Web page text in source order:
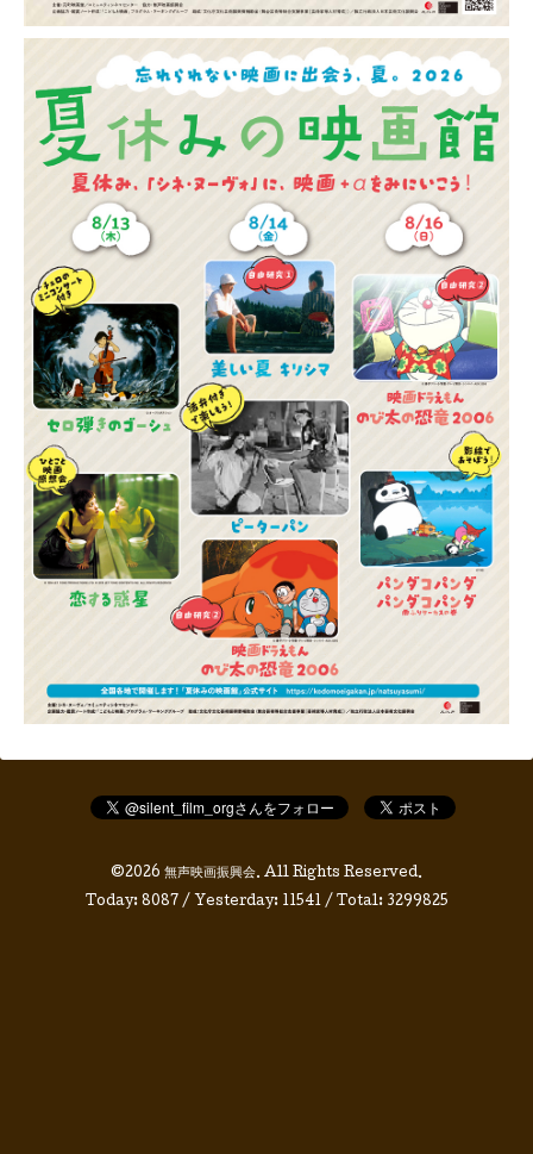
©2026 無声映画振興会. All Rights Reserved.
Today: 8087 / Yesterday: 11541/ Total: 3299825